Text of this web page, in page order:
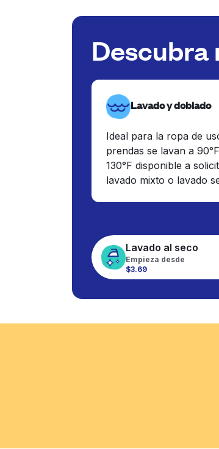
Descubra
Lavado y doblado
Ideal para la ropa de
prendas se lavan a
130°F disponible a
lavado mixto o lavado
Lavado al seco
Empieza desde
$3.69